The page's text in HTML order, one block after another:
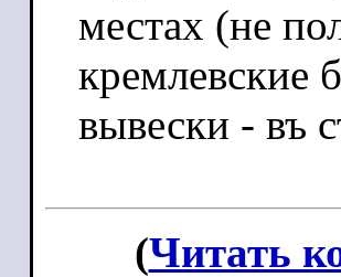
местах (не
кремлевские
вывески - въ
(Читать